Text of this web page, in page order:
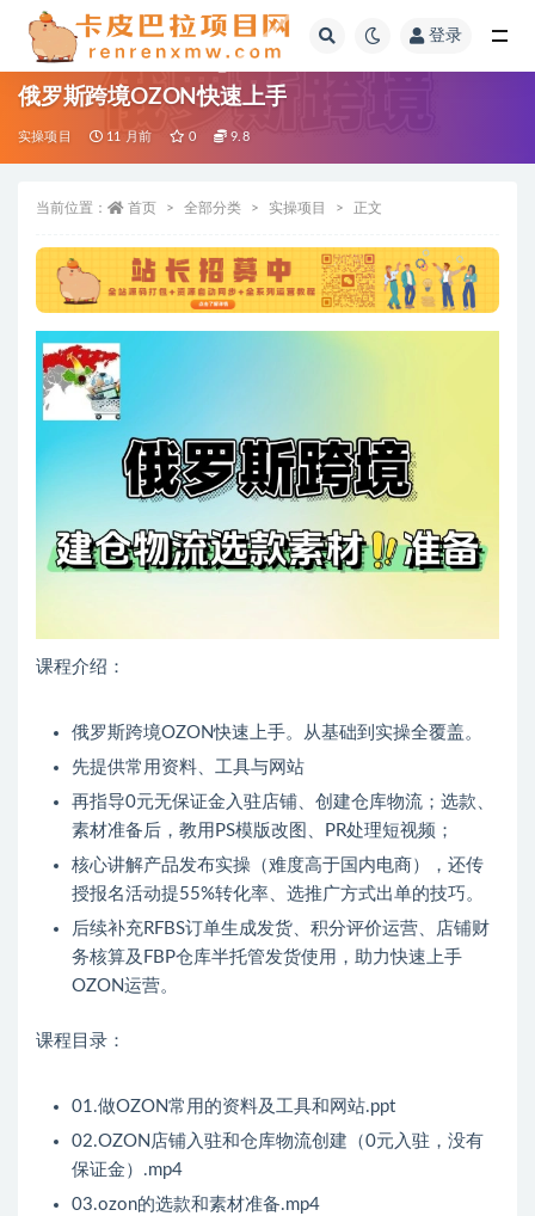
登录
俄罗斯跨境OZON快速上手
实操项目 11 月前 0 9.8
当前位置： 首页 全部分类 实操项目 正文
课程介绍：
俄罗斯跨境OZON快速上手。从基础到实操全覆盖。
先提供常用资料、工具与网站
再指导0元无保证金入驻店铺、创建仓库物流；选款、
素材准备后，教用PS模版改图、PR处理短视频；
核心讲解产品发布实操（难度高于国内电商），还传
授报名活动提55%转化率、选推广方式出单的技巧。
后续补充RFBS订单生成发货、积分评价运营、店铺财
务核算及FBP仓库半托管发货使用，助力快速上手
OZON运营。
课程目录：
01.做OZON常用的资料及工具和网站.ppt
02.OZON店铺入驻和仓库物流创建（0元入驻，没有
保证金）.mp4
03.ozon的选款和素材准备.mp4
全部